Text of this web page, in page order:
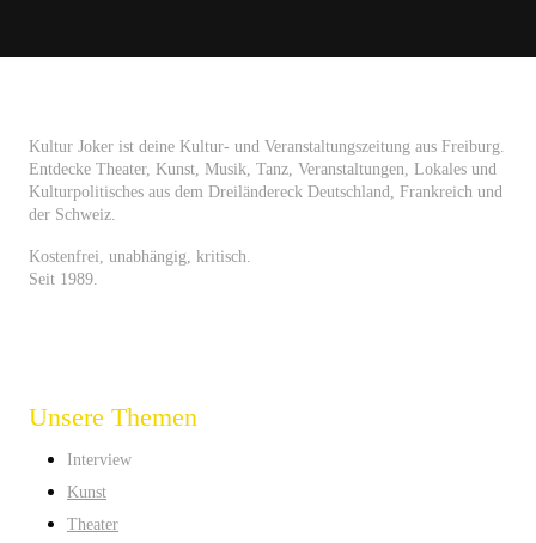
Kultur Joker ist deine Kultur- und Veranstaltungszeitung aus Freiburg.
Entdecke Theater, Kunst, Musik, Tanz, Veranstaltungen, Lokales und
Kulturpolitisches aus dem Dreiländereck Deutschland, Frankreich und
der Schweiz.
Kostenfrei, unabhängig, kritisch.
Seit 1989.
Unsere Themen
Interview
Kunst
Theater